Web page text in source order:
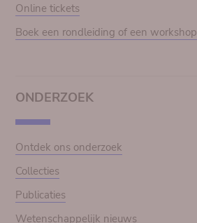
Online tickets
Boek een rondleiding of een workshop
ONDERZOEK
Ontdek ons onderzoek
Collecties
Publicaties
Wetenschappelijk nieuws